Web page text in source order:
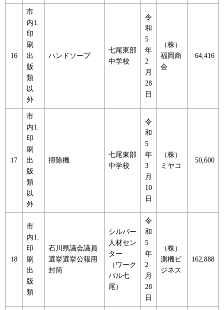
16
市
内1.
印
刷
出
版
類
以
外
ハンドソープ
七尾東部
中学校
令
和
5
年
2
月
28
日
（株）
福岡商
会
64,416
17
市
内1.
印
刷
出
版
類
以
外
掃除機
七尾東部
中学校
令
和
5
年
3
月
10
日
（株）
ミヤコ
50,600
18
市
内1.
印
刷
出
版
類
石川県議会議員
選挙選挙公報用
封筒
シルバー
人材セン
ター
（ワーク
パル七
尾）
令
和
5
年
2
月
28
日
（株）
測機ビ
ジネス
162,888